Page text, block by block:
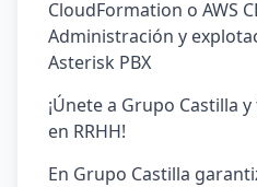
CloudFormation o AWS
Administración y
Asterisk PBX
¡Únete a Grupo Castilla
en RRHH!
En Grupo Castilla